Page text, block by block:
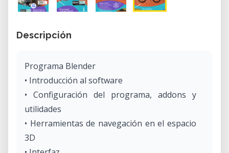
Descripción
Programa Blender
• Introducción al software
• Configuración del programa, addons y
utilidades
• Herramientas de navegación en el espacio
3D